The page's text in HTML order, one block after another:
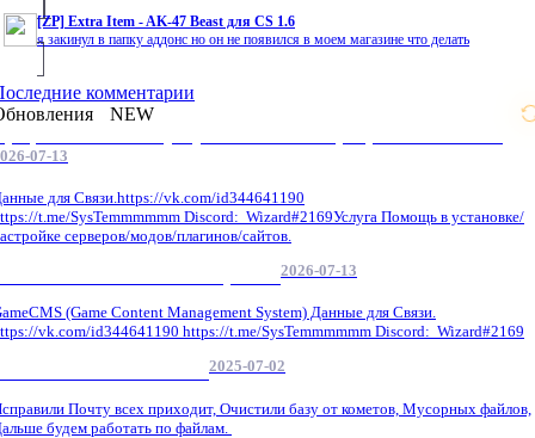
[ZP] Extra Item - AK-47 Beast для CS 1.6
я закинул в папку аддонс но он не появился в моем магазине что делать
комментарии
NEW
07-13
для Связи.https://vk.com/id344641190
t.me/SysTemmmmmm Discord: Wizard#2169Услуга Помощь в установке/
серверов/модов/плагинов/сайтов.
2026-07-13
(Game Content Management System) Данные для Связи.
vk.com/id344641190 https://t.me/SysTemmmmmm Discord: Wizard#2169
2025-07-02
Почту всех приходит, Очистили базу от кометов, Мусорных файлов,
будем работать по файлам.